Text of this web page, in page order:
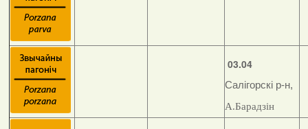
03.04
Салігорскі р-н,
А.Барадзін